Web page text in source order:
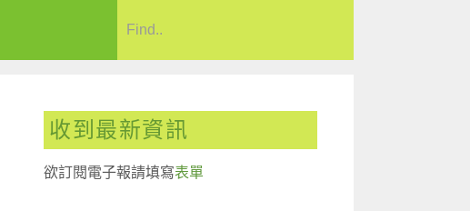
收到最新資訊
欲訂閱電子報請填寫表單